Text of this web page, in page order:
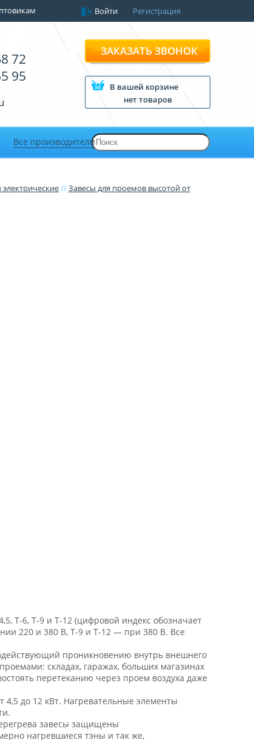
Войти Регистрация
72
95
ЗАКАЗАТЬ ЗВОНОК
В вашей корзине
нет товаров
Все производители
//Завесы для проемов высотой от
Т-6, Т-9 и Т-12 (цифровой индекс обозначает
220 и 380 В, Т-9 и Т-12 — при 380 В. Все
проникновению внутрь внешнего
складах, гаражах, больших магазинах
перетеканию через проем воздуха даже
до 12 кВт. Нагревательные элементы
завесы защищены
нагревшиеся тэны и так же,